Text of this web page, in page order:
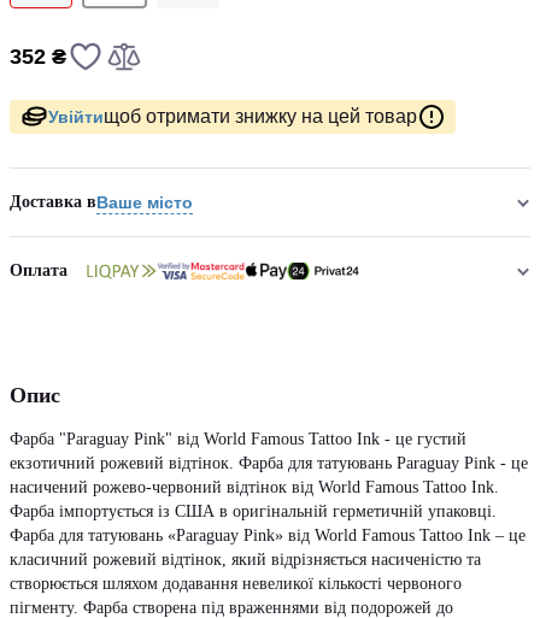
352 ₴
Увійтищоб отримати знижку на цей товар
Доставка вВаше місто
Оплата
Опис
Фарба "Paraguay Pink" від World Famous Tattoo Ink - це густий
екзотичний рожевий відтінок. Фарба для татуювань Paraguay Pink - це
насичений рожево-червоний відтінок від World Famous Tattoo Ink.
Фарба імпортується із США в оригінальній герметичній упаковці.
Фарба для татуювань «Paraguay Pink» від World Famous Tattoo Ink – це
класичний рожевий відтінок, який відрізняється насиченістю та
створюється шляхом додавання невеликої кількості червоного
пігменту. Фарба створена під враженнями від подорожей до